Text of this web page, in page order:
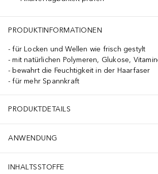
PRODUKTINFORMATIONEN
für Locken und Wellen wie frisch gestylt
mit natürlichen Polymeren, Glukose,
bewahrt die Feuchtigkeit in der Haarfaser
für mehr Spannkraft
PRODUKTDETAILS
ANWENDUNG
INHALTSSTOFFE